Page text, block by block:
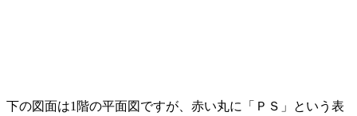
下の図面は1階の平面図ですが、赤い丸に「ＰＳ」という表